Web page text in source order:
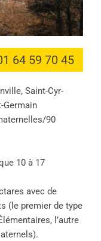
64 59 70 45
Saint-Cyr-
Germain
90
10 à 17
avec de
(le premier de type
l’autre